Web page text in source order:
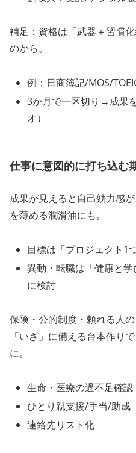
補足：資格は「武器＋習慣
のから。
例：日商簿記/MOS/
3か月で一区切り→成果
オ）
仕事に意図的に打ち込む
成果が見えると自己効力感
を薄める潤滑油にも。
目標は「プロジェクト1
異動・転職は「健康と
に検討
保険・公的制度・頼れる人
「いざ」に備える台本作りで
に。
生命・医療の過不足確認
ひとり親支援/手当/助成
連絡先リスト化